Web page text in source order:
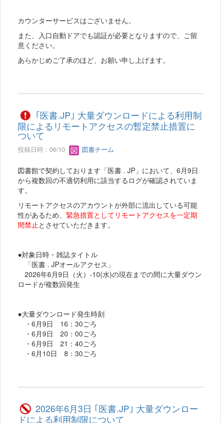
カウンターサービスはございません。
また、入口自動ドアでも認証が必要となりますので、ご留
意ください。
あらかじめご了承のほど、お願い申し上げます。
｢医書.JP｣ 大量ダウンロードによる利用制
限によるリモートアクセスの暫定禁止措置に
ついて
投稿日時 : 06/10 図書チーム
図書館で契約しております「医書 . JP」において、6月9日
から複数回の不適切利用に該当するログが確認されていま
す。
リモートアクセスのアカウントが外部に流出している可能
性があるため、 緊急措置としてリモートアクセスを一定期
間禁止 とさせていただきます。
●対象日時・雑誌タイトル
「医書 . JPオールアクセス」
2026年6月9日（火）-10(水)の現在までの間に大量ダウン
ロードが複数回発生
●大量ダウンロード発生時刻
・6月9日 16：30ごろ
・6月9日 20：00ごろ
・6月9日 21：40ごろ
・6月10日 8：30ごろ
2026年6月3日 ｢医書.JP｣ 大量ダウンロー
ドによる利用制限について